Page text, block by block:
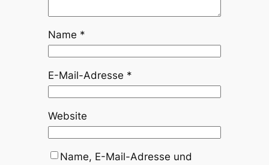
Name *
E-Mail-Adresse *
Website
Name, E-Mail-Adresse und